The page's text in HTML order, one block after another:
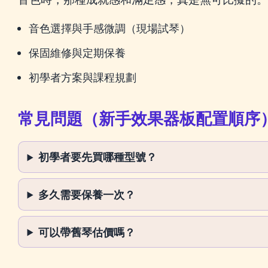
音色選擇與手感微調（現場試琴）
保固維修與定期保養
初學者方案與課程規劃
常見問題（新手效果器板配置順序
初學者要先買哪種型號？
多久需要保養一次？
可以帶舊琴估價嗎？